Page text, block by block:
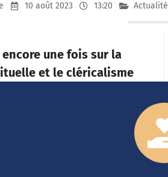
10 août 2023 13:20 Actualité
une fois sur la
et le cléricalisme